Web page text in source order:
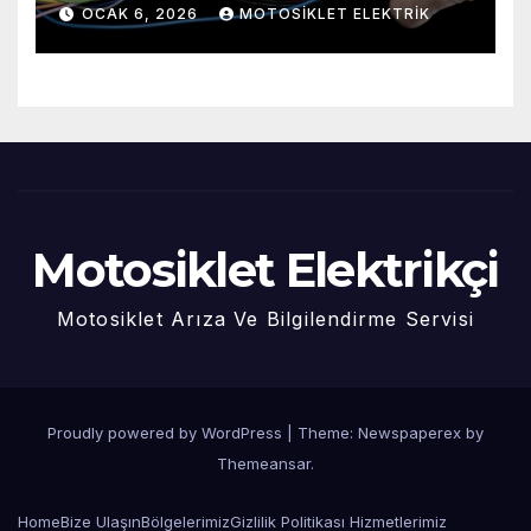
OCAK 6, 2026 MOTOSIKLET ELEKTRIK
Motosiklet Elektrikçi
Motosiklet Arıza Ve Bilgilendirme Servisi
Proudly powered by WordPress
Theme: Newspaperex by
Themeansar.
HomeBize UlaşınBölgelerimizGizlilik Politikası Hizmetlerimiz